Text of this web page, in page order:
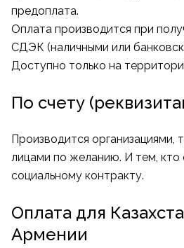
предоплата.
Оплата производится при
СДЭК (наличными или
Доступно только на
По счету
Производится организациями,
лицами по желанию. И тем, кто
социальному контракту.
Оплата для
Армении